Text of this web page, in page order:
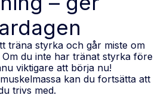
träna styrka och går miste om
du inte har tränat styrka före
viktigare att börja nu!
kan du fortsätta att
trivs med.